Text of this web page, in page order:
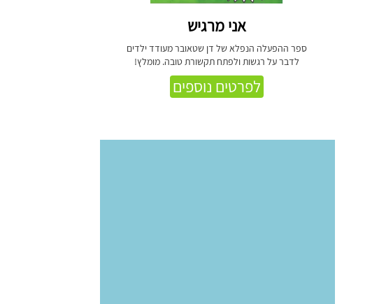
אני מרגיש
ספר ההפעלה הנפלא של דן שטאובר מעודד ילדים
לדבר על רגשות ולפתח תקשורת טובה. מומלץ!
לפרטים נוספים